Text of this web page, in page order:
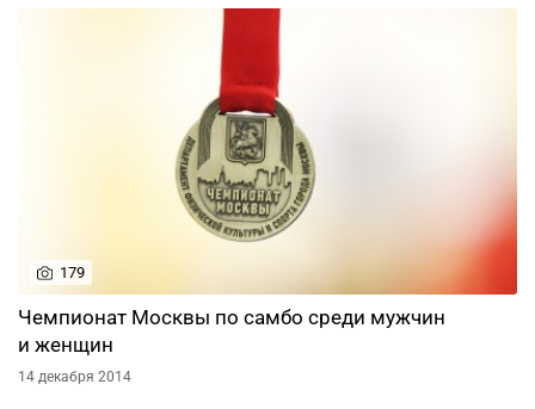
179
Чемпионат Москвы по самбо среди мужчин
и женщин
14 декабря 2014